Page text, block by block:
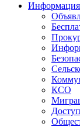
Информация
КСО